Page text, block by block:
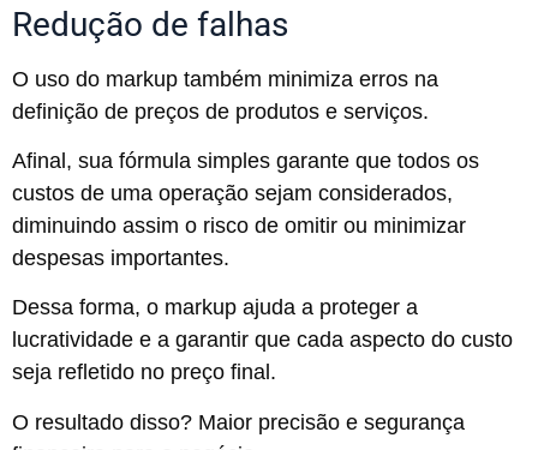
Redução de falhas
O uso do markup também minimiza erros na
definição de preços de produtos e serviços.
Afinal, sua fórmula simples garante que todos os
custos de uma operação sejam considerados,
diminuindo assim o risco de omitir ou minimizar
despesas importantes.
Dessa forma, o markup ajuda a proteger a
lucratividade e a garantir que cada aspecto do custo
seja refletido no preço final.
O resultado disso? Maior precisão e segurança